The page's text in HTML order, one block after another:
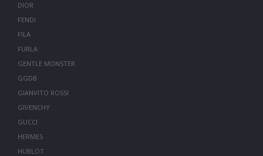
DIOR
FENDI
FILA
FURLA
GENTLE MONSTER
GGDB
GIANVITO ROSSI
GIVENCHY
GUCCI
HERMES
HUBLOT